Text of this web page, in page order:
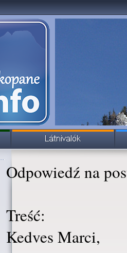
Odpowiedź na
Treść:
Kedves Marci,